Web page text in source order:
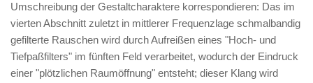
Umschreibung der Gestaltcharaktere korrespondieren: Das im
vierten Abschnitt zuletzt in mittlerer Frequenzlage schmalbandig
gefilterte Rauschen wird durch Aufreißen eines "Hoch- und
Tiefpaßfilters" im fünften Feld verarbeitet, wodurch der Eindruck
einer "plötzlichen Raumöffnung" entsteht; dieser Klang wird